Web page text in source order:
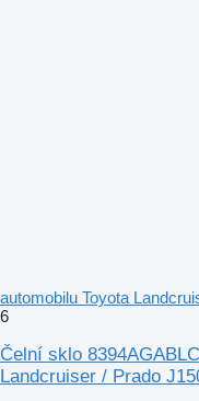
automobilu Toyota
6
Čelní sklo
Landcruiser / Prado